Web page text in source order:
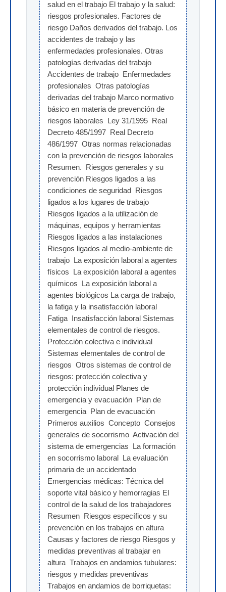
salud en el trabajo El trabajo y la salud:
riesgos profesionales. Factores de
riesgo Daños derivados del trabajo. Los
accidentes de trabajo y las
enfermedades profesionales. Otras
patologías derivadas del trabajo
Accidentes de trabajo  Enfermedades
profesionales  Otras patologías
derivadas del trabajo Marco normativo
básico en materia de prevención de
riesgos laborales  Ley 31/1995  Real
Decreto 485/1997  Real Decreto
486/1997  Otras normas relacionadas
con la prevención de riesgos laborales
Resumen.  Riesgos generales y su
prevención Riesgos ligados a las
condiciones de seguridad  Riesgos
ligados a los lugares de trabajo
Riesgos ligados a la utilización de
máquinas, equipos y herramientas
Riesgos ligados a las instalaciones
Riesgos ligados al medio-ambiente de
trabajo  La exposición laboral a agentes
físicos  La exposición laboral a agentes
químicos  La exposición laboral a
agentes biológicos La carga de trabajo,
la fatiga y la insatisfacción laboral
Fatiga  Insatisfacción laboral Sistemas
elementales de control de riesgos.
Protección colectiva e individual
Sistemas elementales de control de
riesgos  Otros sistemas de control de
riesgos: protección colectiva y
protección individual Planes de
emergencia y evacuación  Plan de
emergencia  Plan de evacuación
Primeros auxilios  Concepto  Consejos
generales de socorrismo  Activación del
sistema de emergencias  La formación
en socorrismo laboral  La evaluación
primaria de un accidentado
Emergencias médicas: Técnica del
soporte vital básico y hemorragias El
control de la salud de los trabajadores
Resumen  Riesgos específicos y su
prevención en los trabajos en altura
Causas y factores de riesgo Riesgos y
medidas preventivas al trabajar en
altura  Trabajos en andamios tubulares:
riesgos y medidas preventivas
Trabajos en andamios de borriquetas: